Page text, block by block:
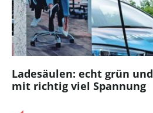
Ladesäulen: echt grün und
mit richtig viel Spannung